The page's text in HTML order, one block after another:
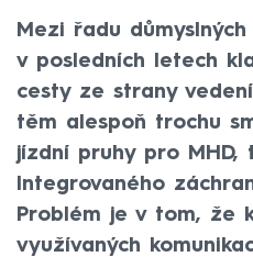
Mezi řadu
v posledních letech
cesty ze strany
těm alespoň trochu
jízdní pruhy pro MHD,
Integrovaného
Problém je v tom, že
využívaných